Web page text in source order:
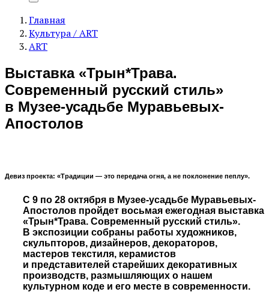
Главная
Культура / ART
ART
Выставка «Трын*Трава.
Современный русский стиль»
в Музее-усадьбе Муравьевых-
Апостолов
Девиз проекта: «Традиции — это передача огня, а не поклонение пеплу».
С 9 по 28 октября в Музее-усадьбе Муравьевых-
Апостолов пройдет восьмая ежегодная выставка
«Трын*Трава. Современный русский стиль».
В экспозиции собраны работы художников,
скульпторов, дизайнеров, декораторов,
мастеров текстиля, керамистов
и представителей старейших декоративных
производств, размышляющих о нашем
культурном коде и его месте в современности.